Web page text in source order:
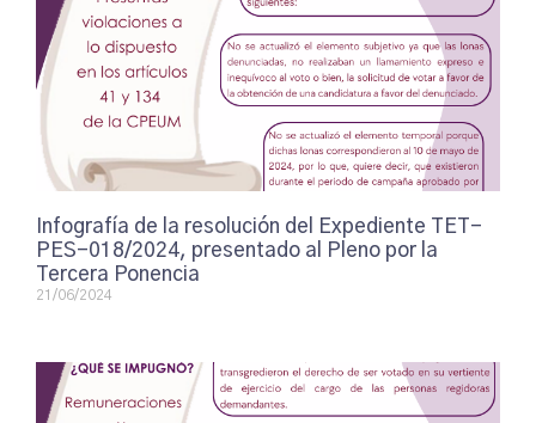
Infografía de la resolución del Expediente TET-
PES-018/2024, presentado al Pleno por la
Tercera Ponencia
21/06/2024